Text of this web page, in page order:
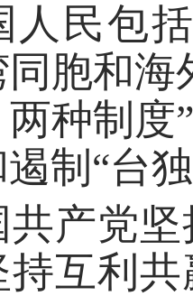
人民包
胞和
种制度
制“台
党坚
持互利